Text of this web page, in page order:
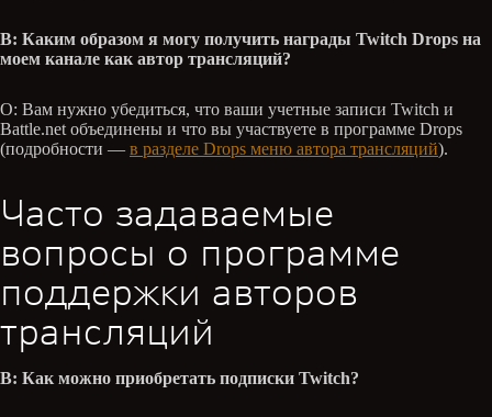
В: Каким образом я могу получить награды Twitch Drops на
моем канале как автор трансляций?
О: Вам нужно убедиться, что ваши учетные записи Twitch и
Battle.net объединены и что вы участвуете в программе Drops
(подробности — в разделе Drops меню автора трансляций).
Часто задаваемые
вопросы о программе
поддержки авторов
трансляций
В: Как можно приобретать подписки Twitch?